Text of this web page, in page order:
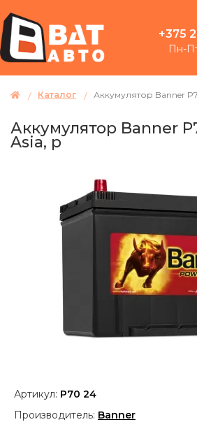
+375
Пн-
Каталог Аккумулятор Banner
Аккумулятор Banner
Asia, p
Артикул: P70 24
Производитель: Banner